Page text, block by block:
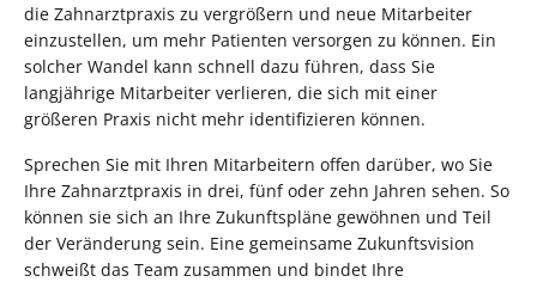
die Zahnarztpraxis zu vergrößern und neue Mitarbeiter
einzustellen, um mehr Patienten versorgen zu können. Ein
solcher Wandel kann schnell dazu führen, dass Sie
langjährige Mitarbeiter verlieren, die sich mit einer
größeren Praxis nicht mehr identifizieren können.
Sprechen Sie mit Ihren Mitarbeitern offen darüber, wo Sie
Ihre Zahnarztpraxis in drei, fünf oder zehn Jahren sehen. So
können sie sich an Ihre Zukunftspläne gewöhnen und Teil
der Veränderung sein. Eine gemeinsame Zukunftsvision
schweißt das Team zusammen und bindet Ihre